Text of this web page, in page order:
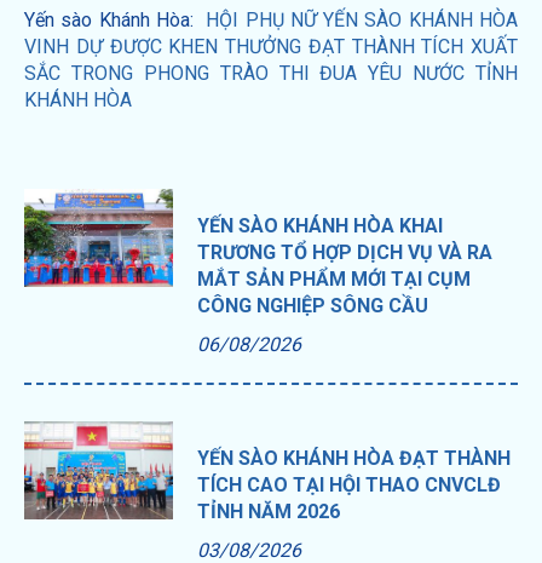
Yến sào Khánh Hòa:
HỘI PHỤ NỮ YẾN SÀO KHÁNH HÒA
VINH DỰ ĐƯỢC KHEN THƯỞNG ĐẠT THÀNH TÍCH XUẤT
SẮC TRONG PHONG TRÀO THI ĐUA YÊU NƯỚC TỈNH
KHÁNH HÒA
YẾN SÀO KHÁNH HÒA KHAI
TRƯƠNG TỔ HỢP DỊCH VỤ VÀ RA
MẮT SẢN PHẨM MỚI TẠI CỤM
CÔNG NGHIỆP SÔNG CẦU
06/08/2026
YẾN SÀO KHÁNH HÒA ĐẠT THÀNH
TÍCH CAO TẠI HỘI THAO CNVCLĐ
TỈNH NĂM 2026
03/08/2026